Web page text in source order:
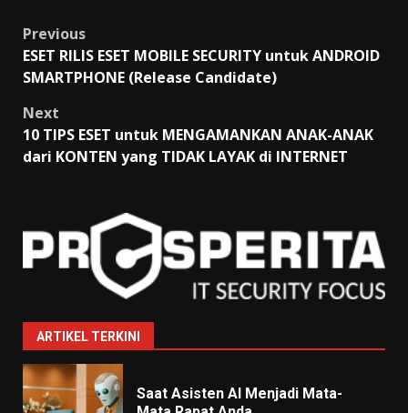
Post
navigation
Previous
ESET RILIS ESET MOBILE SECURITY untuk ANDROID
SMARTPHONE (Release Candidate)
Next
10 TIPS ESET untuk MENGAMANKAN ANAK-ANAK
dari KONTEN yang TIDAK LAYAK di INTERNET
ARTIKEL TERKINI
Saat Asisten AI Menjadi Mata-